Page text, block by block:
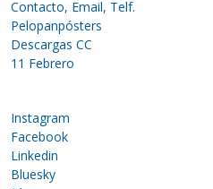
Contacto, Email, Telf.
Pelopanpósters
Descargas CC
11 Febrero
Instagram
Facebook
Linkedin
Bluesky